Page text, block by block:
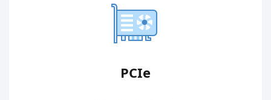
PCIe